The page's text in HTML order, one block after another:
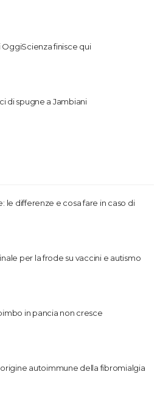
OggiScienza finisce qui
di spugne a Jambiani
le differenze e cosa fare in caso di
per la frode su vaccini e autismo
in pancia non cresce
autoimmune della fibromialgia